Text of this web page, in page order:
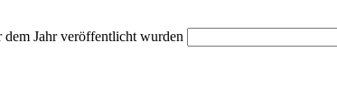
Jahr veröffentlicht wurden